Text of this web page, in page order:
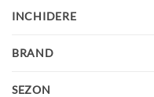
INCHIDERE
BRAND
SEZON